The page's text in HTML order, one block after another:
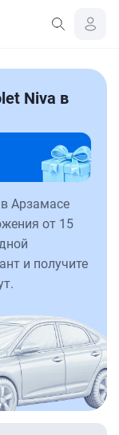
Niva в
Арзамасе
от 15
и получите